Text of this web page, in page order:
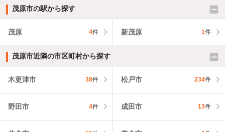
茂原市の駅から探す
茂原 4件 新茂原 1件
茂原市近隣の市区町村から探す
木更津市 38件 松戸市 234件
野田市 4件 成田市 13件